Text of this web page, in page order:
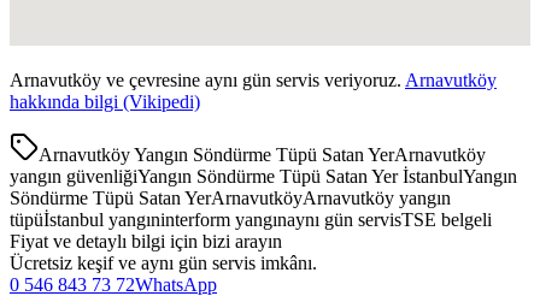
Arnavutköy ve çevresine aynı gün servis veriyoruz. Arnavutköy
hakkında bilgi (Vikipedi)
Arnavutköy Yangın Söndürme Tüpü Satan YerArnavutköy
yangın güvenliğiYangın Söndürme Tüpü Satan Yer İstanbulYangın
Söndürme Tüpü Satan YerArnavutköyArnavutköy yangın
tüpüİstanbul yangıninterform yangınaynı gün servisTSE belgeli
Fiyat ve detaylı bilgi için bizi arayın
Ücretsiz keşif ve aynı gün servis imkânı.
0 546 843 73 72WhatsApp